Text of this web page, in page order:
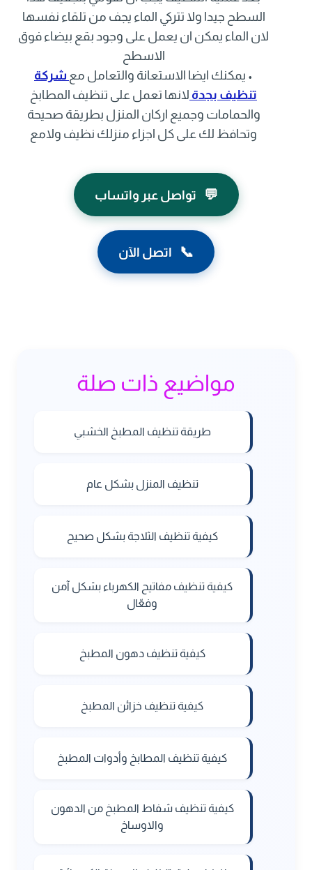
السطح جيدا ولا تتركي الماء يجف من تلقاء نفسها
لان الماء يمكن ان يعمل على وجود بقع بيضاء فوق
الاسطح
• يمكنك ايضا الاستعانة والتعامل مع شركة
تنظيف بجدة لانها تعمل على تنظيف المطابخ
والحمامات وجميع اركان المنزل بطريقة صحيحة
وتحافظ لك على كل اجزاء منزلك نظيف ولامع
💬 تواصل عبر واتساب
📞 اتصل الآن
مواضيع ذات صلة
طريقة تنظيف المطبخ الخشبي
تنظيف المنزل بشكل عام
كيفية تنظيف الثلاجة بشكل صحيح
كيفية تنظيف مفاتيح الكهرباء بشكل آمن
وفعّال
كيفية تنظيف دهون المطبخ
كيفية تنظيف خزائن المطبخ
كيفية تنظيف المطابخ وأدوات المطبخ
كيفية تنظيف شفاط المطبخ من الدهون
والاوساخ